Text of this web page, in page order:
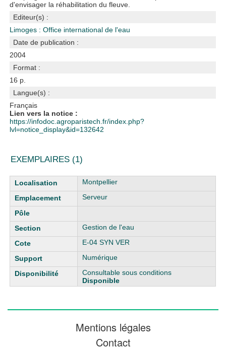
d'envisager la réhabilitation du fleuve.
Editeur(s) :
Limoges : Office international de l'eau
Date de publication :
2004
Format :
16 p.
Langue(s) :
Français
Lien vers la notice :
https://infodoc.agroparistech.fr/index.php?
lvl=notice_display&id=132642
EXEMPLAIRES (1)
Liste des exemplaires
Montpellier
Serveur
Gestion de l'eau
E-04 SYN VER
Numérique
Consultable sous conditions
Disponible
Mentions légales
Contact